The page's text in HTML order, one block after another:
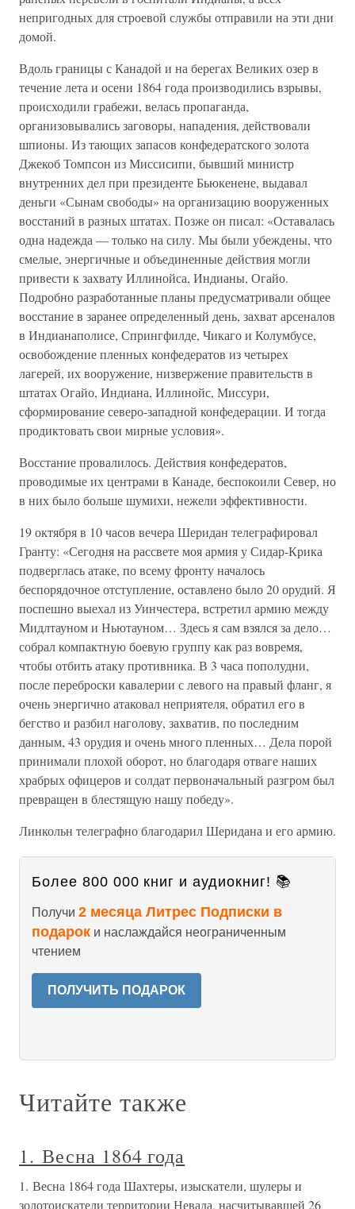
непригодных для строевой службы отправили на эти дни
домой.
Вдоль границы с Канадой и на берегах Великих озер в
течение лета и осени 1864 года производились взрывы,
происходили грабежи, велась пропаганда,
организовывались заговоры, нападения, действовали
шпионы. Из тающих запасов конфедератского золота
Джекоб Томпсон из Миссисипи, бывший министр
внутренних дел при президенте Бьюкенене, выдавал
деньги «Сынам свободы» на организацию вооруженных
восстаний в разных штатах. Позже он писал: «Оставалась
одна надежда — только на силу. Мы были убеждены, что
смелые, энергичные и объединенные действия могли
привести к захвату Иллинойса, Индианы, Огайо.
Подробно разработанные планы предусматривали общее
восстание в заранее определенный день, захват арсеналов
в Индианаполисе, Спрингфилде, Чикаго и Колумбусе,
освобождение пленных конфедератов из четырех
лагерей, их вооружение, низвержение правительств в
штатах Огайо, Индиана, Иллинойс, Миссури,
сформирование северо-западной конфедерации. И тогда
продиктовать свои мирные условия».
Восстание провалилось. Действия конфедератов,
проводимые их центрами в Канаде, беспокоили Север, но
в них было больше шумихи, нежели эффективности.
19 октября в 10 часов вечера Шеридан телеграфировал
Гранту: «Сегодня на рассвете моя армия у Сидар-Крика
подверглась атаке, по всему фронту началось
беспорядочное отступление, оставлено было 20 орудий. Я
поспешно выехал из Уинчестера, встретил армию между
Мидлтауном и Ньютауном… Здесь я сам взялся за дело…
собрал компактную боевую группу как раз вовремя,
чтобы отбить атаку противника. В 3 часа пополудни,
после переброски кавалерии с левого на правый фланг, я
очень энергично атаковал неприятеля, обратил его в
бегство и разбил наголову, захватив, по последним
данным, 43 орудия и очень много пленных… Дела порой
принимали плохой оборот, но благодаря отваге наших
храбрых офицеров и солдат первоначальный разгром был
превращен в блестящую нашу победу».
Линкольн телеграфно благодарил Шеридана и его армию.
Более 800 000 книг и аудиокниг! 📚
Получи 2 месяца Литрес Подписки в
подарок и наслаждайся неограниченным
чтением
ПОЛУЧИТЬ ПОДАРОК
Читайте также
1. Весна 1864 года
1. Весна 1864 года Шахтеры, изыскатели, шулеры и
золотоискатели территории Невада, насчитывавшей 26